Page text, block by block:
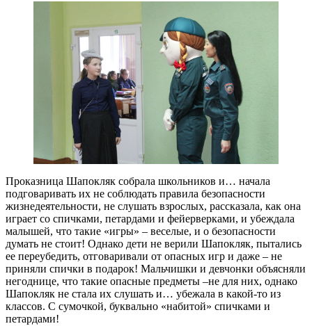
Проказница Шапокляк собрала школьников и… начала
подговаривать их не соблюдать правила безопасности
жизнедеятельности, не слушать взрослых, рассказала, как она
играет со спичками, петардами и фейерверками, и убеждала
малышей, что такие «игры» – веселые, и о безопасности
думать не стоит! Однако дети не верили Шапокляк, пытались
ее переубедить, отговаривали от опасных игр и даже – не
приняли спички в подарок! Мальчишки и девчонки объясняли
негоднице, что такие опасные предметы –не для них, однако
Шапокляк не стала их слушать и… убежала в какой-то из
классов. С сумочкой, буквально «набитой» спичками и
петардами!